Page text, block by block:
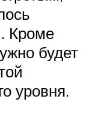
Кроме
будет
уровня.